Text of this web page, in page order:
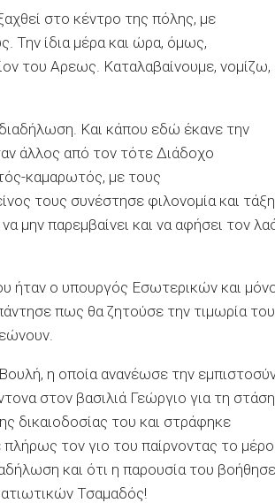
στο κέντρο της πόλης, με
Την ίδια μέρα και ώρα, όμως,
του Αρεως. Καταλαβαίνουμε, νομίζω,
Και κάπου εδώ έκανε την
άλλος από τον τότε Διάδοχο
καμαρωτός, με τους
τους συνέστησε φιλονομία και
μην παρεμβαίνει και να αφήσει τον
ήταν ο υπουργός Εσωτερικών και
πως θα ζητούσε την τιμωρία του
η οποία ανανέωσε την
στον βασιλιά Γεώργιο για τη στάση
δικαιοδοσίας του και στράφηκε
τον γιο του παίρνοντας το
και ότι η παρουσία του
Τσαμαδός!